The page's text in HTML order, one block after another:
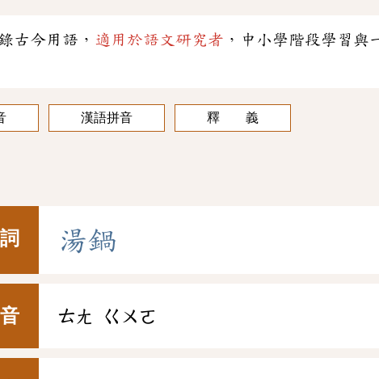
古今用語， 適用於語文研究者 ，中小學階段學習與
漢語拼音 釋 義
湯鍋
ㄊㄤ ㄍㄨㄛ